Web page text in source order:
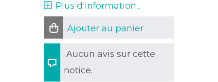
Plus d'information...
Ajouter au panier
Aucun avis sur cette
notice.